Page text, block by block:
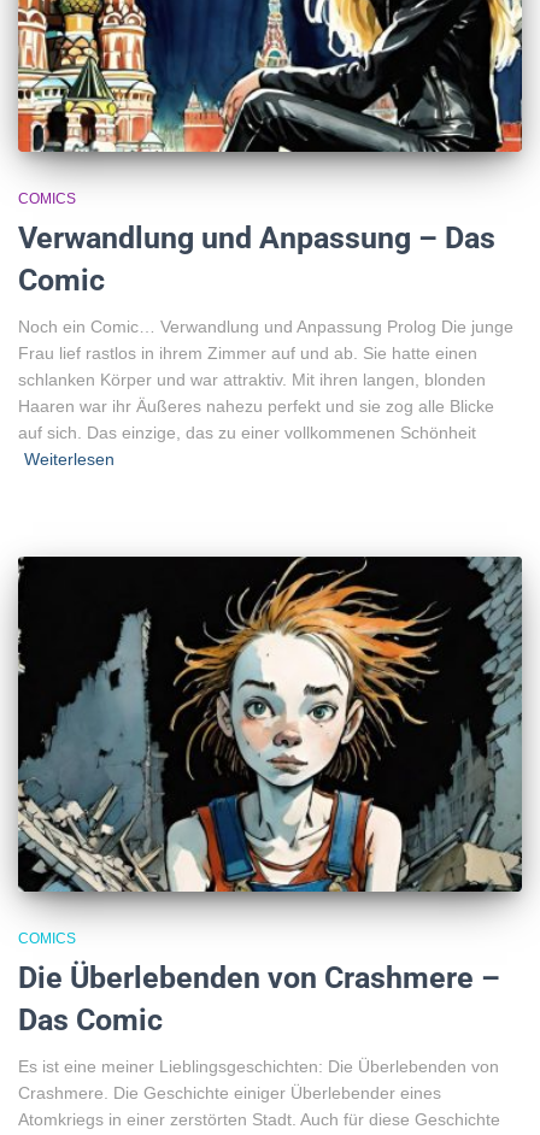
COMICS
Verwandlung und Anpassung – Das
Comic
Noch ein Comic… Verwandlung und Anpassung Prolog Die junge
Frau lief rastlos in ihrem Zimmer auf und ab. Sie hatte einen
schlanken Körper und war attraktiv. Mit ihren langen, blonden
Haaren war ihr Äußeres nahezu perfekt und sie zog alle Blicke
auf sich. Das einzige, das zu einer vollkommenen Schönheit
Weiterlesen
COMICS
Die Überlebenden von Crashmere –
Das Comic
Es ist eine meiner Lieblingsgeschichten: Die Überlebenden von
Crashmere. Die Geschichte einiger Überlebender eines
Atomkriegs in einer zerstörten Stadt. Auch für diese Geschichte